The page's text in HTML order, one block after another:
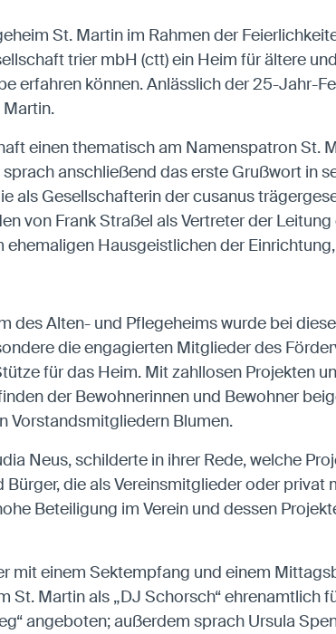
St. Martin im Rahmen der
trier mbH (ctt) ein Heim für ältere
erfahren können. Anlässlich der 25-Jahr-
Martin.
einen thematisch am Namenspatron St.
anschließend das erste Grußwort in
als Gesellschafterin der cusanus
von Frank Straßel als Vertreter der
Hausgeistlichen der
Alten- und Pflegeheims wurde bei
die engagierten Mitglieder des
für das Heim. Mit zahllosen Projekten
der Bewohnerinnen und Bewohner
Vorstandsmitgliedern Blumen.
Neus, schilderte in ihrer Rede, welche
die als Vereinsmitglieder oder
Beteiligung im Verein und dessen
mit einem Sektempfang und einem
St. Martin als „DJ Schorsch“
angeboten; außerdem sprach Ursula